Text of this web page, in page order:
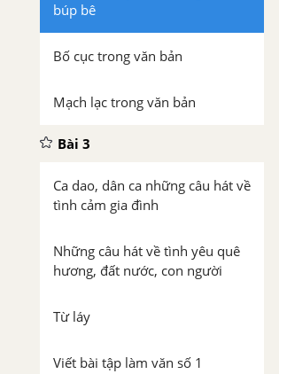
búp bê
Bố cục trong văn bản
Mạch lạc trong văn bản
Bài 3
Ca dao, dân ca những câu hát về
tình cảm gia đình
Những câu hát về tình yêu quê
hương, đất nước, con người
Từ láy
Viết bài tập làm văn số 1